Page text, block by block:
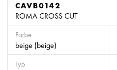
CAVB0142
ROMA CROSS CUT
Farbe
beige (beige)
Typ